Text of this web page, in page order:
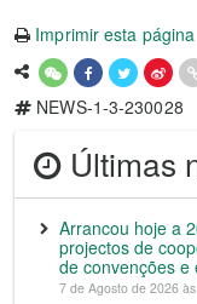
Imprimir esta página
NEWS-1-3-230028
Últimas
Arrancou hoje a
projectos de
de convenções e
7 de Agosto de 2026